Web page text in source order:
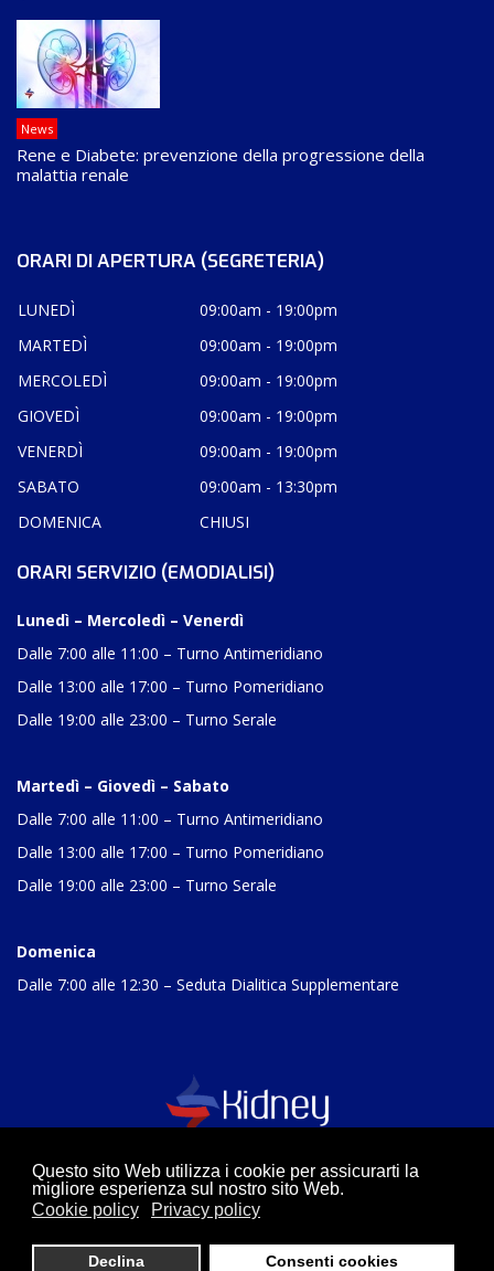
Questo sito Web utilizza i cookie per assicurarti la
migliore esperienza sul nostro sito Web.
Cookie policy
Privacy policy
Declina Consenti cookies
News
Rene e Diabete: prevenzione della progressione della
malattia renale
ORARI DI APERTURA (SEGRETERIA)
LUNEDÌ
09:00am - 19:00pm
MARTEDÌ
09:00am - 19:00pm
MERCOLEDÌ
09:00am - 19:00pm
GIOVEDÌ
09:00am - 19:00pm
VENERDÌ
09:00am - 19:00pm
SABATO
09:00am - 13:30pm
DOMENICA
CHIUSI
ORARI SERVIZIO (EMODIALISI)
Lunedì – Mercoledì – Venerdì
Dalle 7:00 alle 11:00 – Turno Antimeridiano
Dalle 13:00 alle 17:00 – Turno Pomeridiano
Dalle 19:00 alle 23:00 – Turno Serale
Martedì – Giovedì – Sabato
Dalle 7:00 alle 11:00 – Turno Antimeridiano
Dalle 13:00 alle 17:00 – Turno Pomeridiano
Dalle 19:00 alle 23:00 – Turno Serale
Domenica
Dalle 7:00 alle 12:30 – Seduta Dialitica Supplementare
© 2026 Centri di Dialisi Kidney. Hosted By 12WEB Agency -